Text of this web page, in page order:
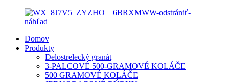
Domov
Produkty
Delostrelecký granát
3-PALCOVÉ 500-GRAMOVÉ KOLÁČE
500 GRAMOVÉ KOLÁČE